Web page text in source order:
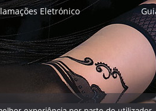
Eletrónico